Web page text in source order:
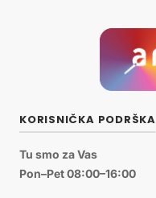
KORISNIČKA PODRŠKA
Tu smo za Vas
Pon–Pet 08:00–16:00